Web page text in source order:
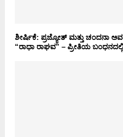
ಶೀರ್ಷಿಕೆ: ಪ್ರಜ್ಯೋತ್ ಮತ್ತು ಚಂದನಾ
“ರಾಧಾ ರಾಘವ” – ಪ್ರೀತಿಯ